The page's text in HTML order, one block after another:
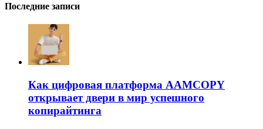
Последние записи
Как цифровая платформа AAMCOPY
открывает двери в мир успешного
копирайтинга